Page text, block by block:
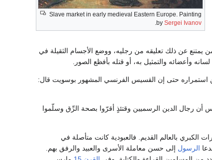
Slave market in early medieval Eastern Europe. Painting
by Sergei Ivanov
يمتنع عن ذلك تعليقه من رجليه، ووضع الأجسام الثقيلة في
وأعضائه والتمثيل به، أو قتله بأفظع الصور.
استمراره حتى إن القسيس الفرنسي المشهور بوسويت قال:
أن رجال الدين الرسميين وقتئذٍ أقرّوا بصحة الرِّق وسلّموا
الكبري بالعالم القديم. فالعبودية كانت متأصلة في
الرسول إلى حسن معاملة الأسرى والعبيد والرفق بهم.